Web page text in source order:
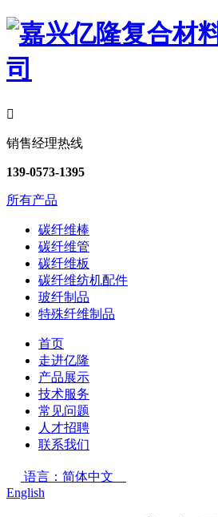

销售经理热线
139-0573-1395
所有产品
碳纤维棒
碳纤维管
碳纤维板
碳纤维纺机配件
玻纤制品
特殊纤维制品
首页
走进亿隆
产品展示
技术服务
常见问题
人才招聘
联系我们
语言：简体中文
English